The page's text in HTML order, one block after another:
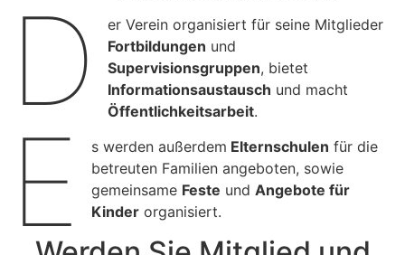
D
er Verein organisiert für seine Mitglieder
Fortbildungen und
Supervisionsgruppen, bietet
Informationsaustausch und macht
Öffentlichkeitsarbeit.
E s werden außerdem Elternschulen für die
betreuten Familien angeboten, sowie
gemeinsame Feste undAngebote für
Kinder organisiert.